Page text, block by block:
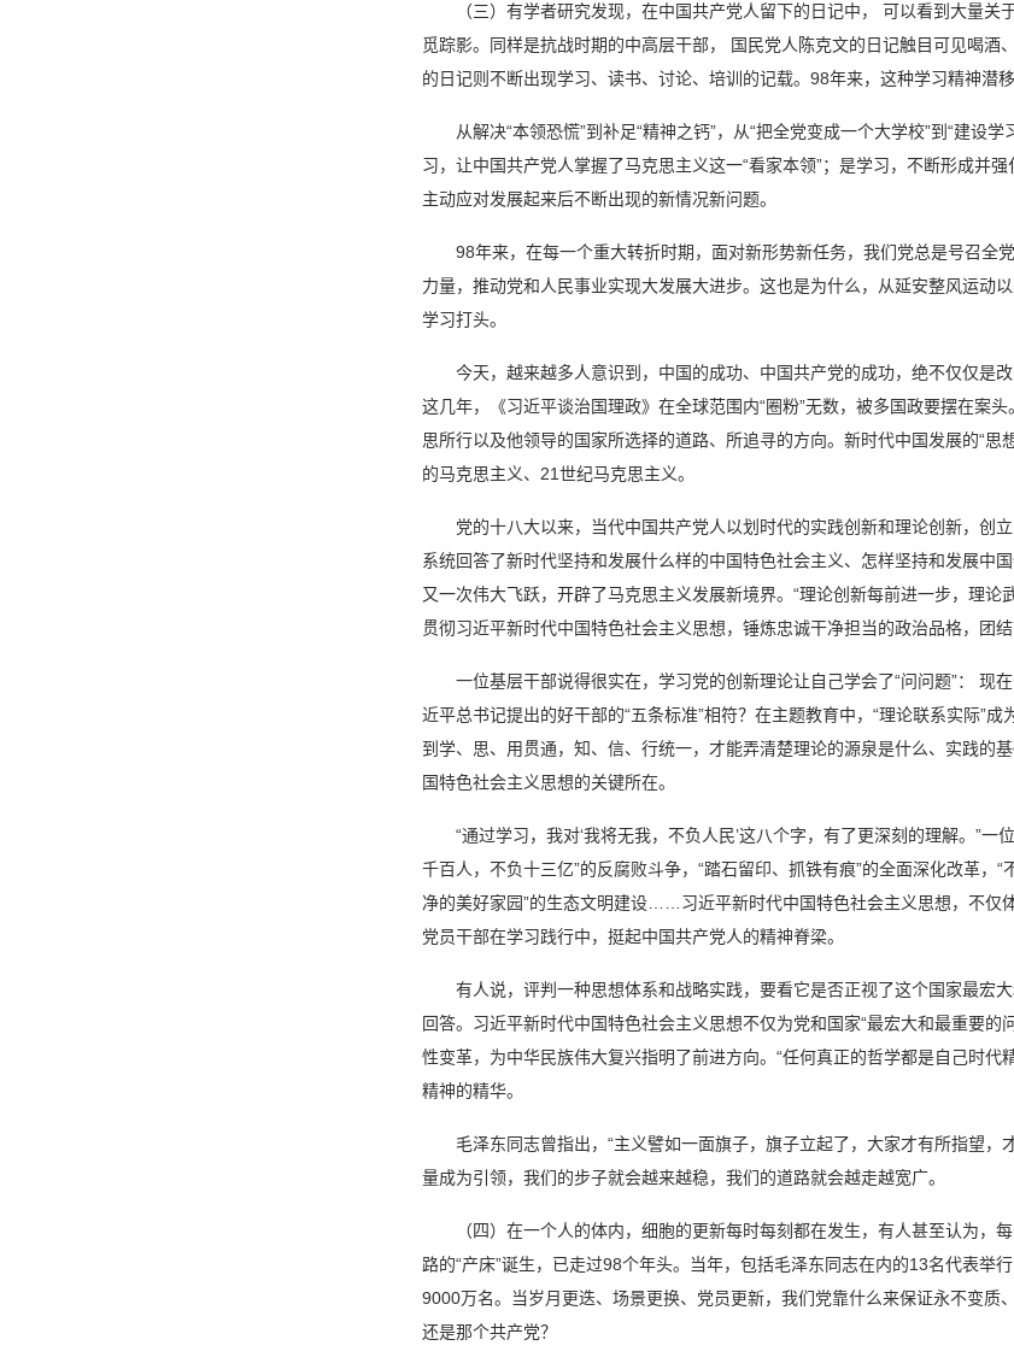
（三）有学者研究发现，在中国共产党人留下的日记中， 可以看到大量
觅踪影。同样是抗战时期的中高层干部， 国民党人陈克文的日记触目可见喝
的日记则不断出现学习、读书、讨论、培训的记载。98年来，这种学习精神潜
从解决“本领恐慌”到补足“精神之钙”，从“把全党变成一个大学校”到“建设
习，让中国共产党人掌握了马克思主义这一“看家本领”；是学习，不断形成并
主动应对发展起来后不断出现的新情况新问题。
98年来，在每一个重大转折时期，面对新形势新任务，我们党总是号召全
力量，推动党和人民事业实现大发展大进步。这也是为什么，从延安整风运动
学习打头。
今天，越来越多人意识到，中国的成功、中国共产党的成功，绝不仅仅是
这几年，《习近平谈治国理政》在全球范围内“圈粉”无数，被多国政要摆在案
思所行以及他领导的国家所选择的道路、所追寻的方向。新时代中国发展的“
的马克思主义、21世纪马克思主义。
党的十八大以来，当代中国共产党人以划时代的实践创新和理论创新，创
系统回答了新时代坚持和发展什么样的中国特色社会主义、怎样坚持和发展中
又一次伟大飞跃，开辟了马克思主义发展新境界。“理论创新每前进一步，理
贯彻习近平新时代中国特色社会主义思想，锤炼忠诚干净担当的政治品格，团
一位基层干部说得很实在，学习党的创新理论让自己学会了“问问题”： 现
近平总书记提出的好干部的“五条标准”相符？在主题教育中，“理论联系实际”
到学、思、用贯通，知、信、行统一，才能弄清楚理论的源泉是什么、实践的
国特色社会主义思想的关键所在。
“通过学习，我对‘我将无我，不负人民’这八个字，有了更深刻的理解。”
千百人，不负十三亿”的反腐败斗争，“踏石留印、抓铁有痕”的全面深化改革，
净的美好家园”的生态文明建设……习近平新时代中国特色社会主义思想，不仅
党员干部在学习践行中，挺起中国共产党人的精神脊梁。
有人说，评判一种思想体系和战略实践，要看它是否正视了这个国家最宏
回答。习近平新时代中国特色社会主义思想不仅为党和国家“最宏大和最重要
性变革，为中华民族伟大复兴指明了前进方向。“任何真正的哲学都是自己时
精神的精华。
毛泽东同志曾指出，“主义譬如一面旗子，旗子立起了，大家才有所指望，
量成为引领，我们的步子就会越来越稳，我们的道路就会越走越宽广。
（四）在一个人的体内，细胞的更新每时每刻都在发生，有人甚至认为
路的“产床”诞生，已走过98个年头。当年，包括毛泽东同志在内的13名代表举
9000万名。当岁月更迭、场景更换、党员更新，我们党靠什么来保证永不变
还是那个共产党？